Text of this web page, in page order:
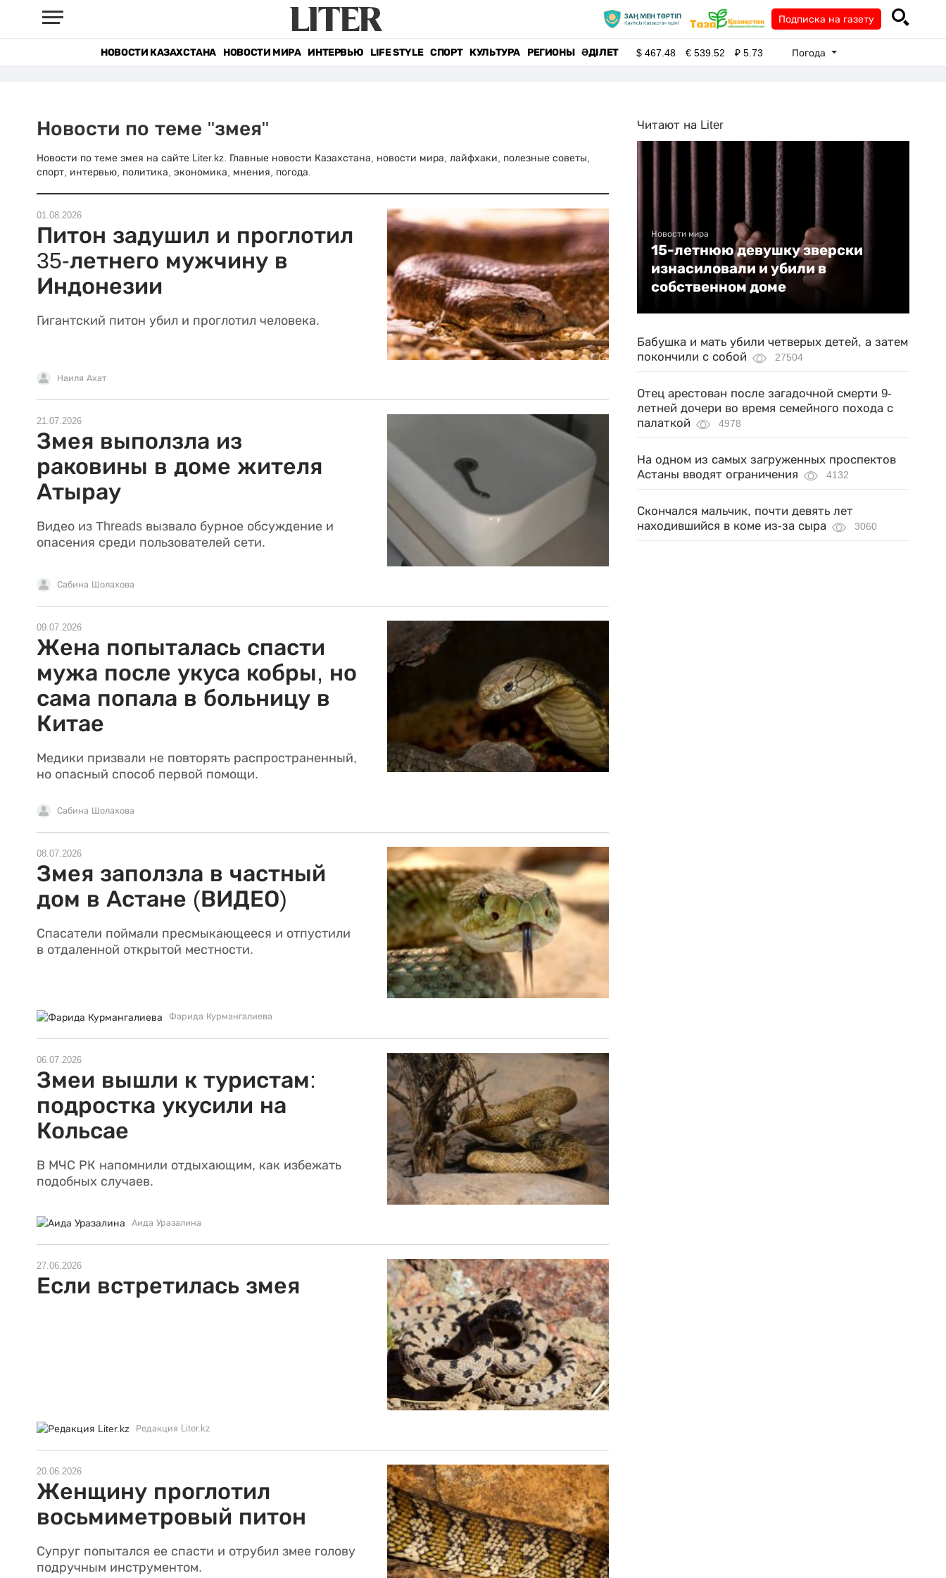
Подписка на газету
НОВОСТИ КАЗАХСТАНА НОВОСТИ МИРА ИНТЕРВЬЮ LIFE STYLE СПОРТ КУЛЬТУРА РЕГИОНЫ ӘДІЛЕТ $467.48 €539.52 ₽5.73 Погода
Новости по теме "змея"
Новости по теме змея на сайте Liter.kz. Главные новости Казахстана, новости мира, лайфхаки, полезные советы,
спорт, интервью, политика, экономика, мнения, погода.
01.08.2026
Питон задушил и проглотил
35-летнего мужчину в
Индонезии
Гигантский питон убил и проглотил человека.
Наиля Ахат
21.07.2026
Змея выползла из
раковины в доме жителя
Атырау
Видео из Threads вызвало бурное обсуждение и
опасения среди пользователей сети.
Сабина Шолахова
09.07.2026
Жена попыталась спасти
мужа после укуса кобры, но
сама попала в больницу в
Китае
Медики призвали не повторять распространенный,
но опасный способ первой помощи.
Сабина Шолахова
08.07.2026
Змея заползла в частный
дом в Астане (ВИДЕО)
Спасатели поймали пресмыкающееся и отпустили
в отдаленной открытой местности.
Фарида Курмангалиева
06.07.2026
Змеи вышли к туристам:
подростка укусили на
Кольсае
В МЧС РК напомнили отдыхающим, как избежать
подобных случаев.
Аида Уразалина
27.06.2026
Если встретилась змея
Редакция Liter.kz
20.06.2026
Женщину проглотил
восьмиметровый питон
Супруг попытался ее спасти и отрубил змее голову
подручным инструментом.
Читают на Liter
Новости мира
15-летнюю девушку зверски
изнасиловали и убили в
собственном доме
Бабушка и мать убили четверых детей, а затем
покончили с собой
27504
Отец арестован после загадочной смерти 9-
летней дочери во время семейного похода с
палаткой
4978
На одном из самых загруженных проспектов
Астаны вводят ограничения
4132
Скончался мальчик, почти девять лет
находившийся в коме из-за сыра
3060